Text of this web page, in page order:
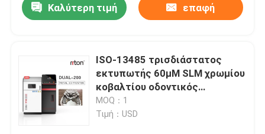
Καλύτερη τιμή επαφή
ISO-13485 τρισδιάστατος
εκτυπωτής 60μM SLM χρωμίου
κοβαλτίου οδοντικός
τρισδιάστατος εκτυπωτής
εργαστηριακών μετάλλων
MOQ：1
Τιμή：USD